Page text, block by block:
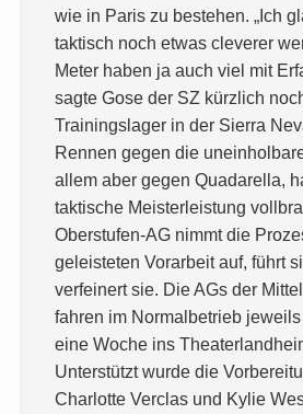
wie in Paris zu bestehen. „Ich
taktisch noch etwas cleverer
Meter haben ja auch viel mit
sagte Gose der SZ kürzlich
Trainingslager in der Sierra
Rennen gegen die
allem aber gegen Quadarella,
taktische Meisterleistung
Oberstufen-AG nimmt die
geleisteten Vorarbeit auf, führt
verfeinert sie. Die AGs der
fahren im Normalbetrieb
eine Woche ins
Unterstützt wurde die
Charlotte Verclas und Kylie